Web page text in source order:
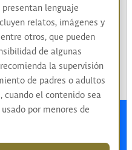
Rrom|Pueblos
|Comunidades
|Afrocolombianos
CompartirIgual
lenguaje
relatos, imágenes y
otros, que pueden
de algunas
la supervisión
de padres o adultos
cuando el contenido sea
por menores de